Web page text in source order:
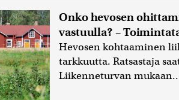
Onko hevosen
vastuulla? –
Hevosen kohtaaminen
tarkkuutta. Ratsastaja
Liikenneturvan